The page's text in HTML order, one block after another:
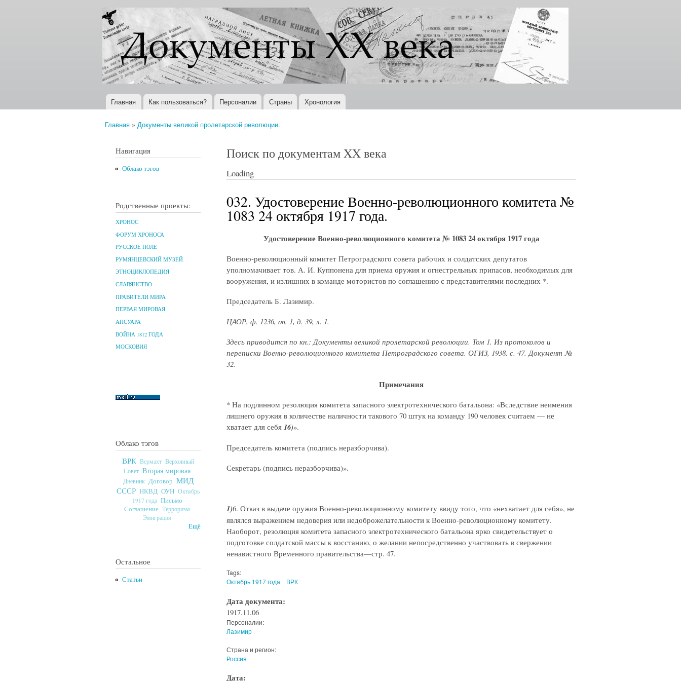
Перейти к
основному
содержанию
Документы
XX века
Всемирная
история в
Интернете
Главное меню
Главная Как пользоваться? Персоналии Страны Хронология
Главная » Документы великой пролетарской революции.
Навигация
Облако тэгов
Родственные проекты:
ХРОНОС
ФОРУМ ХРОНОСА
РУССКОЕ ПОЛЕ
РУМЯНЦЕВСКИЙ МУЗЕЙ
ЭТНОЦИКЛОПЕДИЯ
СЛАВЯНСТВО
ПРАВИТЕЛИ МИРА
ПЕРВАЯ МИРОВАЯ
АПСУАРА
ВОЙНА 1812 ГОДА
МОСКОВИЯ
Облако тэгов
ВРК Вермахт Верховный
Совет Вторая мировая
Дневник Договор МИД
СССР НКВД ОУН Октябрь
1917 года Письмо
Соглашение Терроризм
Эмиграция
Ещё
Остальное
Статьи
Поиск по документам XX века
Loading
032. Удостоверение Военно-революционного комитета №
1083 24 октября 1917 года.
Удостоверение Военно-революционного комитета № 1083 24 октября 1917 года
Военно-революционный комитет Петроградского совета рабочих и солдатских депутатов
уполномачивает тов. А. И. Куппонена для приема оружия и огнестрельных припасов, необходимых для
вооружения, и излишних в команде мотористов по соглашению с представителями последних *.
Председатель Б. Лазимир.
ЦАОР, ф. 1236, on. 1, д. 39, л. 1.
Здесь приводится по кн.: Документы великой пролетарской революции. Том 1. Из протоколов и
переписки Военно-революционного комитета Петроградского совета. ОГИЗ, 1938. с. 47. Документ №
32.
Примечания
* На подлинном резолюция комитета запасного электротехнического батальона: «Вследствие неимения
лишнего оружия в количестве наличности такового 70 штук на команду 190 человек считаем — не
хватает для себя 16)».
Председатель комитета (подпись неразборчива).
Секретарь (подпись неразборчива)».
1)6. Отказ в выдаче оружия Военно-революционному комитету ввиду того, что «нехватает для себя», не
являлся выражением недоверия или недоброжелательности к Военно-революционному комитету.
Наоборот, резолюция комитета запасного электротехнического батальона ярко свидетельствует о
подготовке солдатской массы к восстанию, о желании непосредственно участвовать в свержении
ненавистного Временного правительства—стр. 47.
Tags:
Октябрь 1917 года
ВРК
Дата документа:
1917.11.06
Персоналии:
Лазимир
Страна и регион:
Россия
Дата: